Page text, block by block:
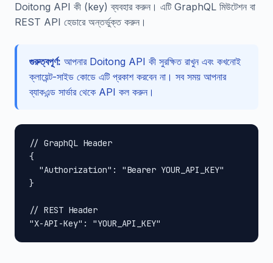
Doitong API কী (key) ব্যবহার করুন। এটি GraphQL মিউটেশন বা
REST API হেডারে অন্তর্ভুক্ত করুন।
গুরুত্বপূর্ণ: আপনার Doitong API কী সুরক্ষিত রাখুন এবং কখনোই
ক্লায়েন্ট-সাইড কোডে এটি প্রকাশ করবেন না। সব সময় আপনার
ব্যাকএন্ড সার্ভার থেকে API কল করুন।
// GraphQL Header
{
  "Authorization": "Bearer YOUR_API_KEY"
}
// REST Header
"X-API-Key": "YOUR_API_KEY"